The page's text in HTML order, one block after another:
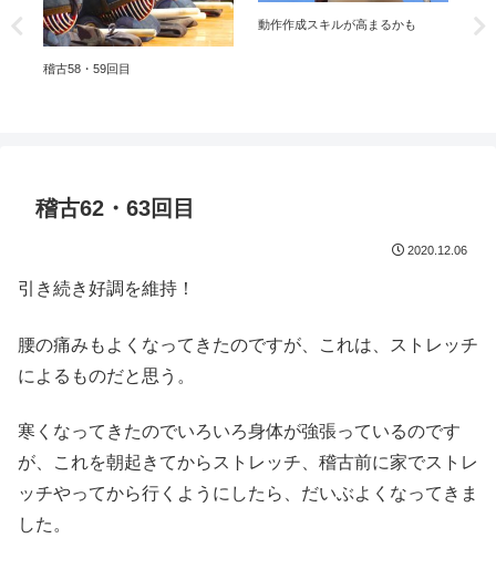
稽古58・59回目
動作作成スキルが高まるかも
稽古62・63回目
2020.12.06
引き続き好調を維持！
腰の痛みもよくなってきたのですが、これは、ストレッチ
によるものだと思う。
寒くなってきたのでいろいろ身体が強張っているのです
が、これを朝起きてからストレッチ、稽古前に家でストレ
ッチやってから行くようにしたら、だいぶよくなってきま
した。